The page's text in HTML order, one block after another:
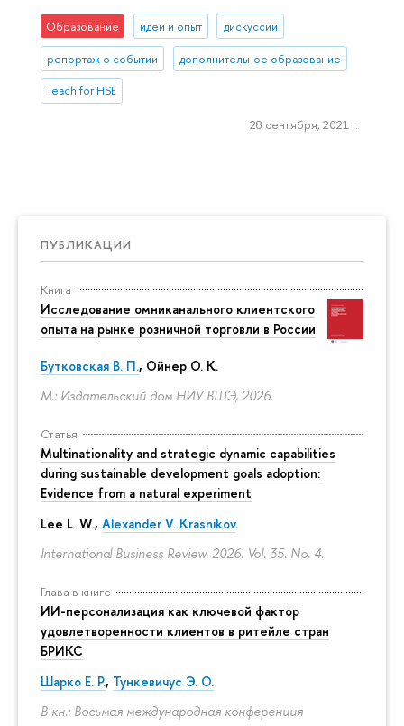
ПУБЛИКАЦИИ
Книга
Исследование омниканального клиентского
опыта на рынке розничной торговли в России
Бутковская В. П., Ойнер О. К.
М.: Издательский дом НИУ ВШЭ, 2026.
Статья
Multinationality and strategic dynamic capabilities
during sustainable development goals adoption:
Evidence from a natural experiment
Lee L. W., Alexander V. Krasnikov.
International Business Review. 2026. Vol. 35. No. 4.
Глава в книге
ИИ-персонализация как ключевой фактор
удовлетворенности клиентов в ритейле стран
БРИКС
Шарко Е. Р., Тункевичус Э. О.
В кн.: Восьмая международная конференция
Образование идеи и опыт дискуссии
репортаж о событии дополнительное образование
Teach for HSE
28 сентября, 2021 г.